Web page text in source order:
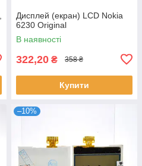
Дисплей (екран) LCD Nokia
6230 Original
В наявності
322,20 ₴ 358 ₴
Купити
–10%